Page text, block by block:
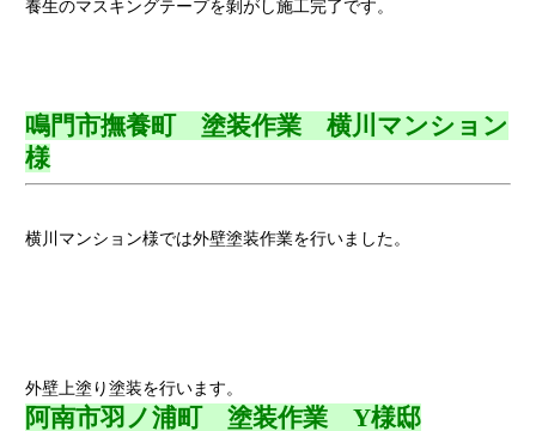
養生のマスキングテープを剝がし施工完了です。
鳴門市撫養町 塗装作業 横川マンション
様
横川マンション様では外壁塗装作業を行いました。
外壁上塗り塗装を行います。
阿南市羽ノ浦町 塗装作業 Y様邸